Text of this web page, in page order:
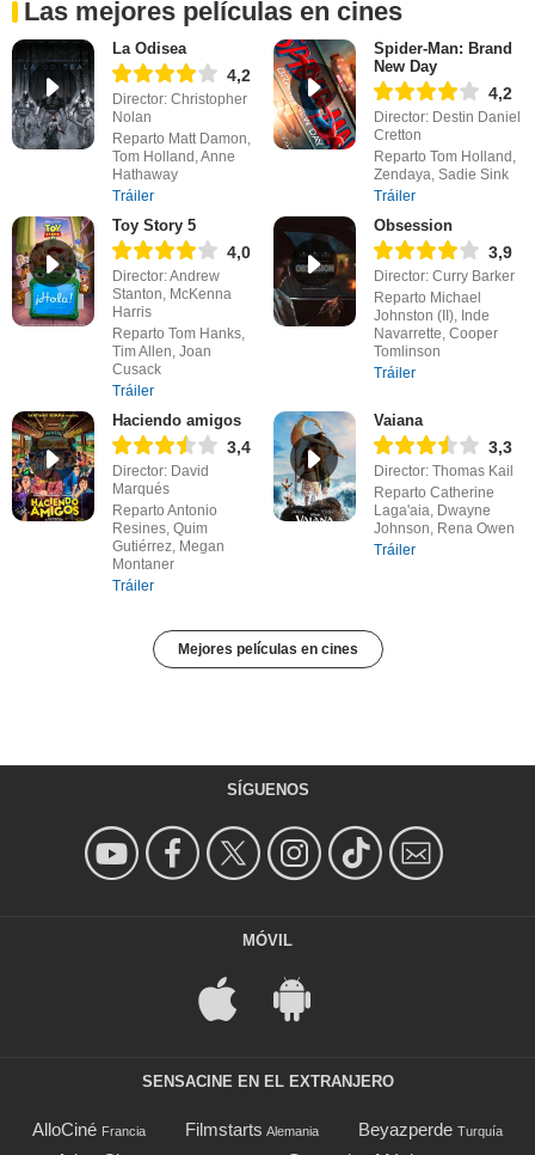
Las mejores películas en cines
La Odisea
4,2
Director: Christopher
Nolan
Reparto Matt Damon,
Tom Holland, Anne
Hathaway
Tráiler
Spider-Man: Brand
New Day
4,2
Director: Destin Daniel
Cretton
Reparto Tom Holland,
Zendaya, Sadie Sink
Tráiler
Toy Story 5
4,0
Director: Andrew
Stanton, McKenna
Harris
Reparto Tom Hanks,
Tim Allen, Joan
Cusack
Tráiler
Obsession
3,9
Director: Curry Barker
Reparto Michael
Johnston (II), Inde
Navarrette, Cooper
Tomlinson
Tráiler
Haciendo amigos
3,4
Director: David
Marqués
Reparto Antonio
Resines, Quim
Gutiérrez, Megan
Montaner
Tráiler
Vaiana
3,3
Director: Thomas Kail
Reparto Catherine
Laga'aia, Dwayne
Johnson, Rena Owen
Tráiler
Mejores películas en cines
SÍGUENOS
MÓVIL
SENSACINE EN EL EXTRANJERO
AlloCiné Francia Filmstarts Alemania Beyazperde Turquía